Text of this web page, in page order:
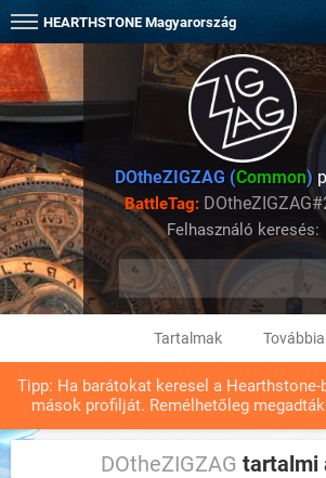
HEARTHSTONE Magyarország
DOtheZIGZAG (Common)
BattleTag:
Felhasználó keresés:
Tartalmak
Tipp: Ha barátokat keresel a Hearthstone-
mások profilját. Remélhetőleg
DOtheZIGZAG tartalmi